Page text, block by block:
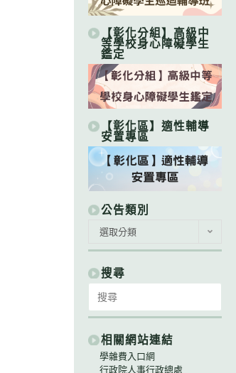
【彰化分組】高級中
等學校身心障礙學生
鑑定
【彰化區】適性輔導
安置專區
公告類別
類
別
選取分類
搜尋
for:
相關網站連結
學雜費入口網
行政院人事行政總處